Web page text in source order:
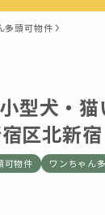
多頭可物件
型犬・
区北新宿
可物件 ワンちゃん